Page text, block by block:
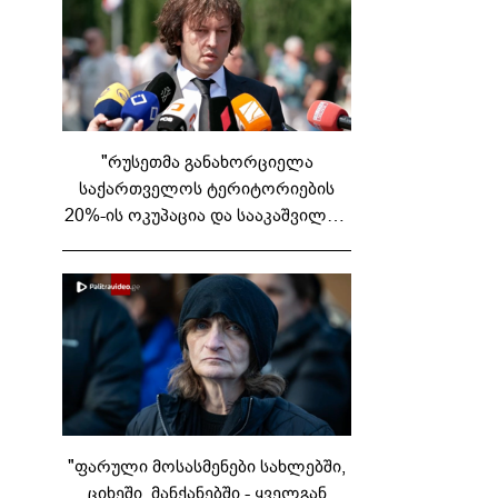
"რუსეთმა განახორციელა
საქართველოს ტერიტორიების
20%-ის ოკუპაცია და სააკაშვილის,
გადაფარავს ამ დანაშაულს" -
ირაკლი კობახიძე
"ფარული მოსასმენები სახლებში,
ციხეში, მანქანებში - ყველგან